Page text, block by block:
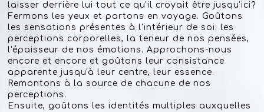
laisser derrière lui tout ce qu'il croyait être jusqu'ici?
Fermons les yeux et partons en voyage. Goûtons
les sensations présentes à l'intérieur de soi: les
perceptions corporelles, la teneur de nos pensées,
l'épaisseur de nos émotions. Approchons-nous
encore et encore et goûtons leur consistance
apparente jusqu'à leur centre, leur essence.
Remontons à la source de chacune de nos
perceptions.
Ensuite, goûtons les identités multiples auxquelles